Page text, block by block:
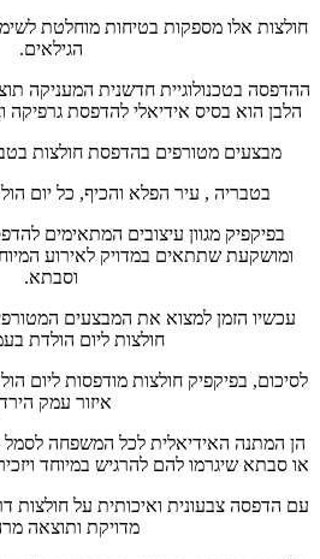
חולצות אלו מספקות בטיחות מוחלטת
הגילאים.
ההדפסה בטכנולוגיית חדשנית המעניקה
הלבן הוא בסיס אידיאלי להדפסת גרפיקה
מבצעים מטורפים בהדפסת חולצות
בטבריה , עיר הפלא והכיף, כל יום
בפיקפיק מגוון עיצובים המתאימים
ומושקעת שתתאים במדויק לאירוע
וסבתא.
עכשיו הזמן למצוא את המבצעים
חולצות ליום הולדת
לסיכום, בפיקפיק חולצות מודפסות ליום
איזור עמק
הן המתנה האידיאלית לכל המשפחה לסמל
או סבתא שיגרמו להם להרגיש במיוחד
עם הדפסה צבעונית ואיכותית על חולצות
מדויקת ותוצאה